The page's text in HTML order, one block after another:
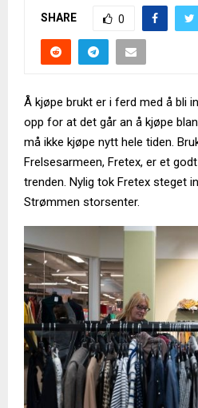
SHARE 0
Å kjøpe brukt er i ferd med å bli
opp for at det går an å kjøpe
må ikke kjøpe nytt hele tiden.
Frelsesarmeen, Fretex, er et
trenden. Nylig tok Fretex steget
Strømmen storsenter.